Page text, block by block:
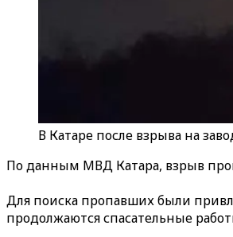
В Катаре после взрыва на
По данным МВД Катара, взрыв
Для поиска пропавших были
продолжаются спасательные